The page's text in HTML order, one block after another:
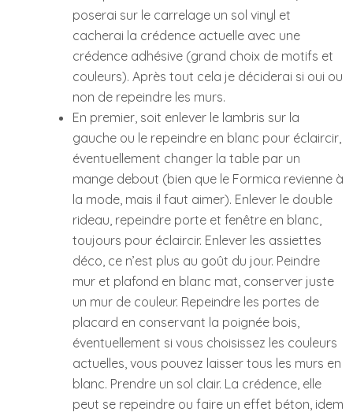
poserai sur le carrelage un sol vinyl et
cacherai la crédence actuelle avec une
crédence adhésive (grand choix de motifs et
couleurs). Après tout cela je déciderai si oui ou
non de repeindre les murs.
En premier, soit enlever le lambris sur la
gauche ou le repeindre en blanc pour éclaircir,
éventuellement changer la table par un
mange debout (bien que le Formica revienne à
la mode, mais il faut aimer). Enlever le double
rideau, repeindre porte et fenêtre en blanc,
toujours pour éclaircir. Enlever les assiettes
déco, ce n’est plus au goût du jour. Peindre
mur et plafond en blanc mat, conserver juste
un mur de couleur. Repeindre les portes de
placard en conservant la poignée bois,
éventuellement si vous choisissez les couleurs
actuelles, vous pouvez laisser tous les murs en
blanc. Prendre un sol clair. La crédence, elle
peut se repeindre ou faire un effet béton, idem